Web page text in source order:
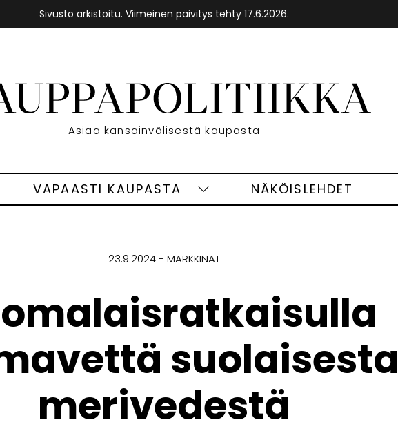
Sivusto arkistoitu. Viimeinen päivitys tehty 17.6.2026.
Etusivu
Asiaa kansainvälisestä kaupasta
VAPAASTI KAUPASTA
VapaastiNÄKÖISLEHDET
23.9.2024 MARKKINAT
suolaisesta
merivedestä